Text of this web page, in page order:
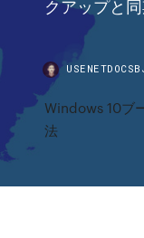
クアップと
Windows 10ブ
法